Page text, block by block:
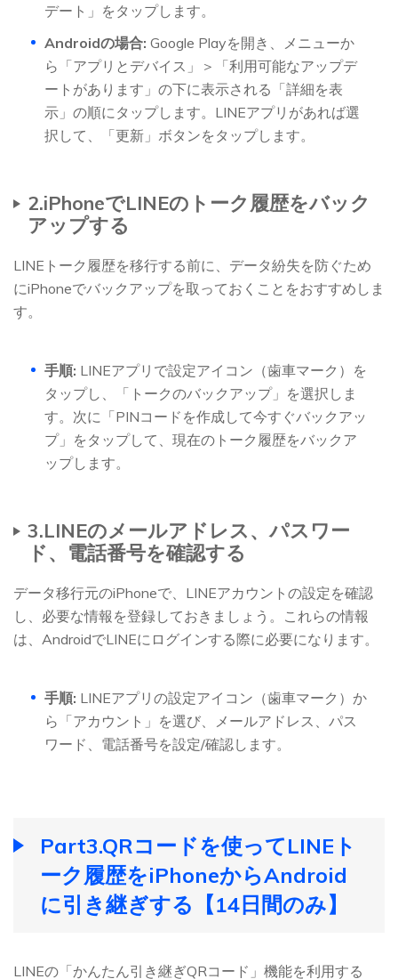
デート」をタップします。
Androidの場合: Google Playを開き、メニューか
ら「アプリとデバイス」＞「利用可能なアップデ
ートがあります」の下に表示される「詳細を表
示」の順にタップします。LINEアプリがあれば選
択して、「更新」ボタンをタップします。
2.iPhoneでLINEのトーク履歴をバック
アップする
LINEトーク履歴を移行する前に、データ紛失を防ぐため
にiPhoneでバックアップを取っておくことをおすすめしま
す。
手順: LINEアプリで設定アイコン（歯車マーク）を
タップし、「トークのバックアップ」を選択しま
す。次に「PINコードを作成して今すぐバックアッ
プ」をタップして、現在のトーク履歴をバックア
ップします。
3.LINEのメールアドレス、パスワー
ド、電話番号を確認する
データ移行元のiPhoneで、LINEアカウントの設定を確認
し、必要な情報を登録しておきましょう。これらの情報
は、AndroidでLINEにログインする際に必要になります。
手順: LINEアプリの設定アイコン（歯車マーク）か
ら「アカウント」を選び、メールアドレス、パス
ワード、電話番号を設定/確認します。
Part3.QRコードを使ってLINEト
ーク履歴をiPhoneからAndroid
に引き継ぎする【14日間のみ】
LINEの「かんたん引き継ぎQRコード」機能を利用する